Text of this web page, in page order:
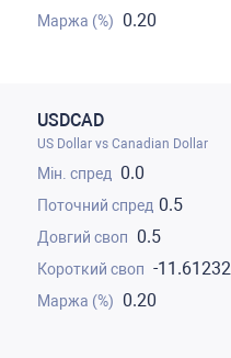
0.20
USDCAD
US Dollar vs Canadian Dollar
0.0
0.5
0.5
-11.61232
0.20